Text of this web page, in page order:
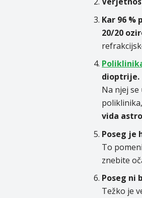
Kar 96 %
20/20
dioptrije.
Na njej
vida
Poseg je
To
znebite
Poseg ni
Težko je